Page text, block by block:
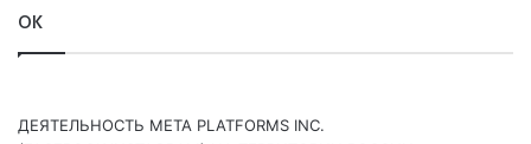
04 Adam Scott – Crank /ARMIND (ARMADA)/
05 Norni – Prince Of Persia /AVA (BLACK HOLE)/
OK
ДЕЯТЕЛЬНОСТЬ МЕТА PLATFORMS INC.